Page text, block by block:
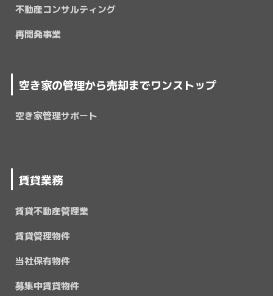
不動産コンサルティング
再開発事業
空き家の管理から売却までワンストップ
空き家管理サポート
賃貸業務
賃貸不動産管理業
賃貸管理物件
当社保有物件
募集中賃貸物件